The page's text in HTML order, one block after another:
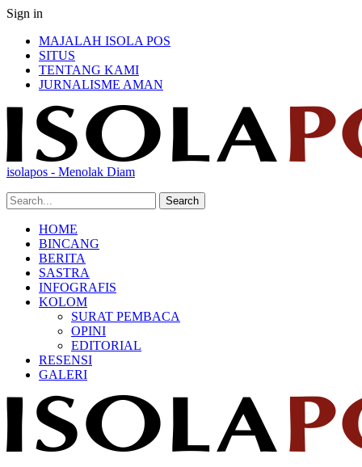
Sign in
MAJALAH ISOLA POS
SITUS
TENTANG KAMI
JURNALISME AMAN
isolapos - Menolak Diam
HOME
BINCANG
BERITA
SASTRA
INFOGRAFIS
KOLOM
SURAT PEMBACA
OPINI
EDITORIAL
RESENSI
GALERI